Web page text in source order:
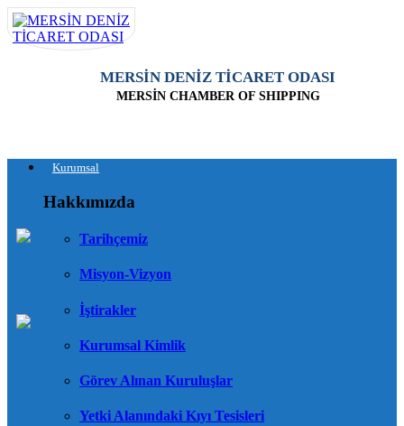
MERSİN DENİZ TİCARET ODASI
MERSİN CHAMBER OF SHIPPING
Kurumsal
Hakkımızda
Tarihçemiz
Misyon-Vizyon
İştirakler
Kurumsal Kimlik
Görev Alınan Kuruluşlar
Yetki Alanındaki Kıyı Tesisleri